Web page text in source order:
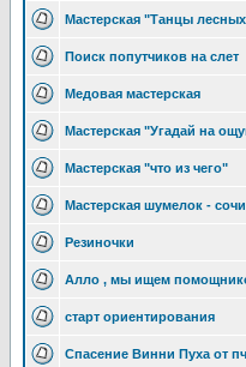
Мастерская "Танцы
Поиск попутчиков на слет
Медовая мастерская
Мастерская "Угадай на
Мастерская "что из чего"
Мастерская шумелок -
Резиночки
Алло , мы ищем
старт ориентирования
Спасение Винни Пуха от